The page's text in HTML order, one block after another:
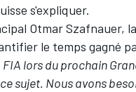
s'expliquer.
Otmar Szafnauer,
le temps gagné
lors du prochain
sujet. Nous avons